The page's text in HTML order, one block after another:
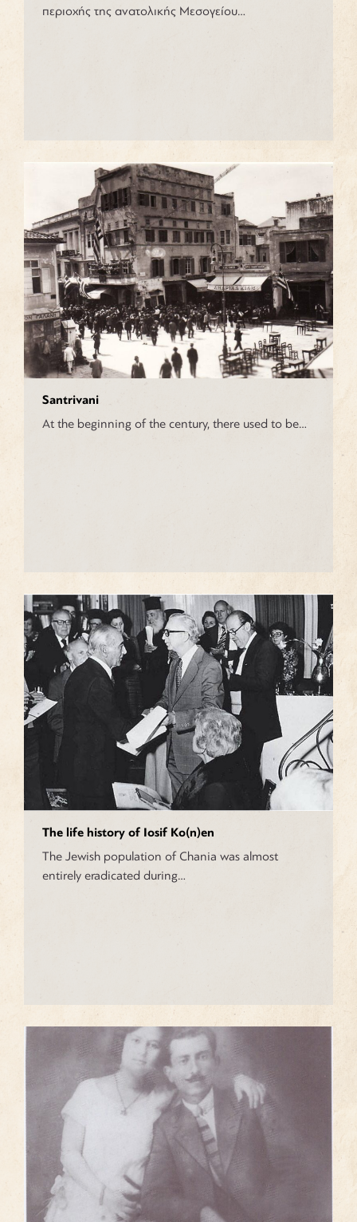
περιοχής της ανατολικής Μεσογείου…
Santrivani
At the beginning of the century, there used to be…
The life history of Iosif Ko(n)en
The Jewish population of Chania was almost
entirely eradicated during…